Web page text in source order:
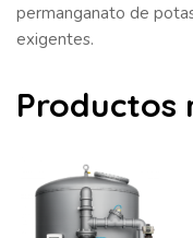
permanganato de
exigentes.
Productos